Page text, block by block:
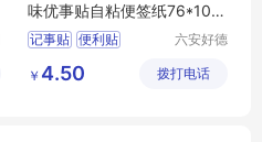
味优事贴自粘便签纸76*101
mm-60页横线
记事贴 便利贴
六安好德
公司
￥ 4.50 拨打电话